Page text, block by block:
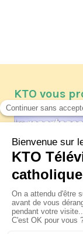
KTO vous